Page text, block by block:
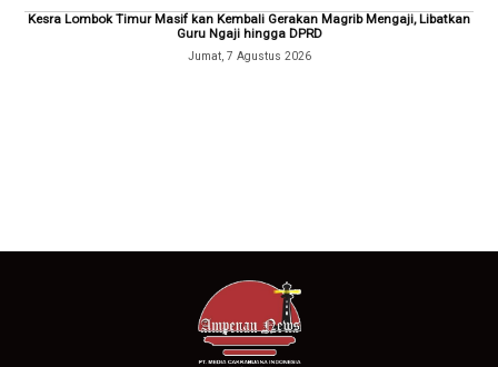
Kesra Lombok Timur Masif kan Kembali Gerakan Magrib Mengaji, Libatkan
Guru Ngaji hingga DPRD
Jumat, 7 Agustus 2026